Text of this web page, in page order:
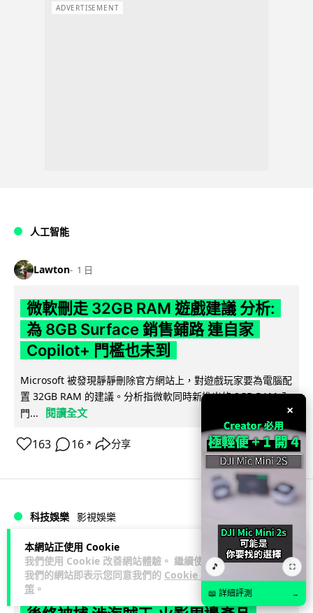
本網站正使用 Cookie
我們使用 Cookie 改善網站體驗。 繼續使用
我們的網站即表示您同意我們的 Cookie 政
策 。
ADVERTISEMENT
人工智能
Lawton 1 日
微軟刪走 32GB RAM 遊戲建議 分析:
為 8GB Surface 銷售鋪路 連自家
Copilot+ 門檻也未到
Microsoft 被發現靜靜刪除官方網站上，對遊戲玩家要為電腦配
置 32GB RAM 的建議。分析指微軟同時新推出的 8GB RAM 入
門...
閱讀全文
163 16 ↗ 分享
科技娛樂 影視娛樂
Lawton 1 日
訂購 43 億日元精品後棄單 大阪女 2 年
×
🎵 ⛶
📖 詳細評測 →